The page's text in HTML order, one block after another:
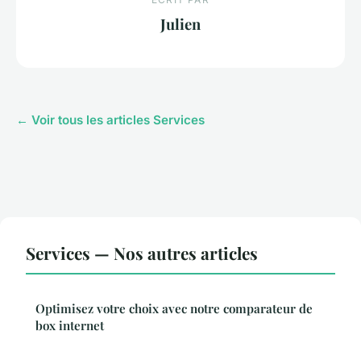
Julien
← Voir tous les articles Services
Services — Nos autres articles
Optimisez votre choix avec notre comparateur de
box internet